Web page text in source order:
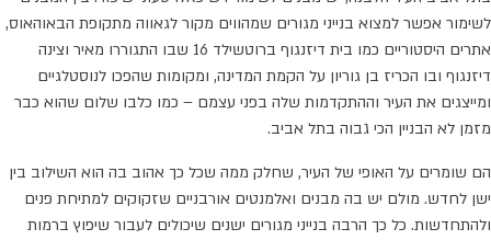
לשימור אפשר למצוא בנייני מגורים שמהווים מקור לגאווה מתקופת הבאוהאוס,
אתרים היסטוריים כמו בית דיזנגוף ברוטשילד 16 שבו התגוררו מאיר וצינה
דיזנגוף ובו הכריז בן גוריון על הקמת המדינה, ומקומות שהפכו לנוסטלגיים
ומייצגים את העיר וההתקדמות שלה בפני עצמם – כמו כלבו שלום שהוא כבר
מזמן לא הבניין הכי גבוה בתל אביב.
הם שומרים על האופי של העיר, שחלק ממה שכל כך אהוב בה הוא השילוב בין
ישן לחדש. מולם יש בה מבנים ואלמנטים אורבניים שזקוקים למתיחת פנים
ולהתחדשות. כל כך הרבה בנייני מגורים ישנים שיכולים לעבור שיפוץ ברמות